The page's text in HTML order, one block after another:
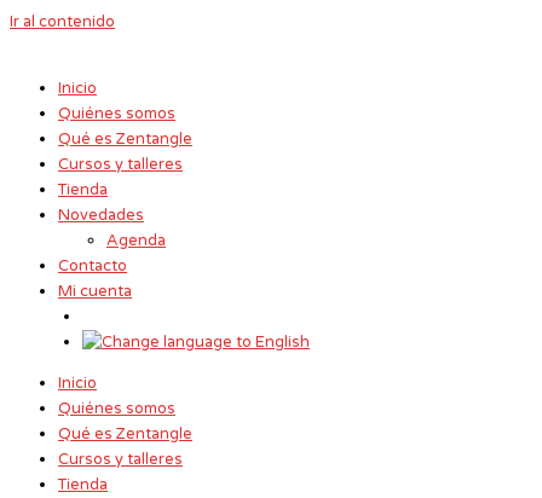
Ir al contenido
Inicio
Quiénes somos
Qué es Zentangle
Cursos y talleres
Tienda
Novedades
Agenda
Contacto
Mi cuenta
Inicio
Quiénes somos
Qué es Zentangle
Cursos y talleres
Tienda